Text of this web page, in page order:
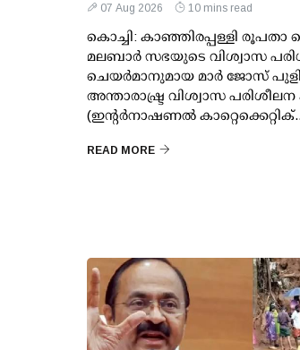
07 Aug 2026 10 mins read
കൊച്ചി: കാഞ്ഞിരപ്പള്ളി രൂപതാ
മലബാര്‍ സഭയുടെ വിശ്വാസ
ചെയര്‍മാനുമായ മാര്‍ ജോസ്
അന്താരാഷ്ട്ര വിശ്വാസ
(ഇന്റര്‍നാഷണല്‍
READ MORE